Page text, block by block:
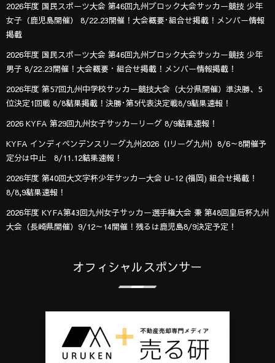
2026年度 国民スポーツ大会 第46回九州ブロック大会サッカー競技 少年
女子（鹿児島開催） 8/22.23開催！大会概要･組合せ掲載！メンバー情報
掲載
2026年度 国民スポーツ大会 第46回九州ブロック大会サッカー競技 少年
男子 8/22.23開催！大会概要・組合せ掲載！メンバー情報掲載！
2026年度 第57回九州中学校サッカー競技大会（大分県開催）準決勝、5
位決定1回戦 8/8結果掲載！決勝･第5代表決定戦8/9結果速報！
2026 KYFA 第29回九州女子サッカーリーグ 8/9結果速報！
KYFA インディペンデンスリーグ九州2026（Iリーグ九州）8/6～8開催予
定分は中止 8/11.12結果速報！
2026年度 第40回大文字杯少年サッカー大会 U-12 (福岡) 組合せ掲載！
8/8,9結果速報！
2026年度 KYFA第43回九州女子サッカー選手権大会 兼 第48回皇后杯九州
大会（長崎県開催）9/12～14開催！残るは鹿児島8/9決定予定！
オフィシャルスポンサー